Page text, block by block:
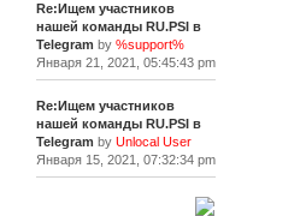
Re:Ищем участников
нашей команды RU.PSI в
Telegram by %support%
Января 21, 2021, 05:45:43 pm
Re:Ищем участников
нашей команды RU.PSI в
Telegram by Unlocal User
Января 15, 2021, 07:32:34 pm